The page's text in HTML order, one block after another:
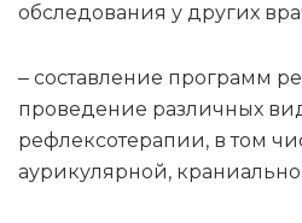
обследования у других
‒ составление программ
проведение различных
рефлексотерапии, в том
аурикулярной,